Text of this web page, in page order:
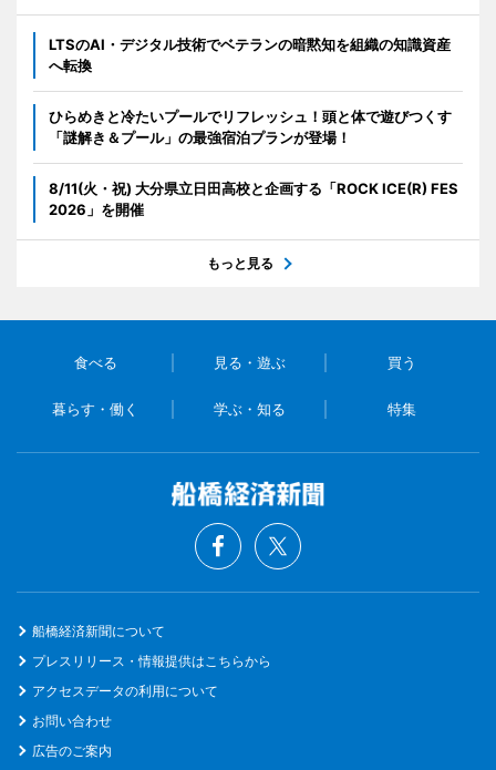
LTSのAI・デジタル技術でベテランの暗黙知を組織の知識資産
へ転換
ひらめきと冷たいプールでリフレッシュ！頭と体で遊びつくす
「謎解き＆プール」の最強宿泊プランが登場！
8/11(火・祝) 大分県立日田高校と企画する「ROCK ICE(R) FES
2026」を開催
もっと見る
食べる 見る・遊ぶ 買う
暮らす・働く 学ぶ・知る 特集
船橋経済新聞について
プレスリリース・情報提供はこちらから
アクセスデータの利用について
お問い合わせ
広告のご案内